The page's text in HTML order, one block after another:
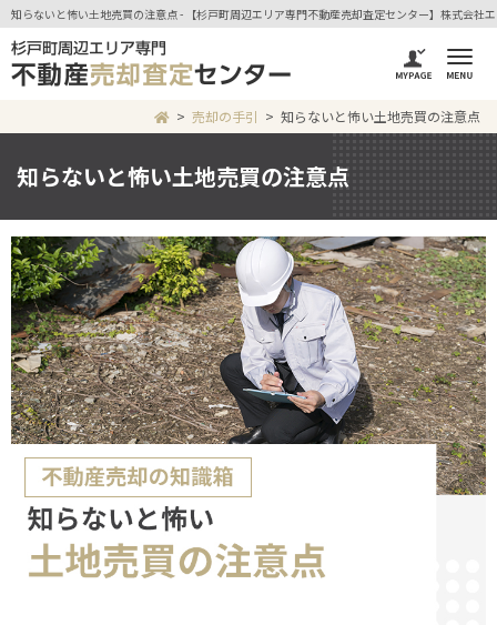
知らないと怖い土地売買の注意点 - 【杉戸町周辺エリア専門不動産売却査定センター】株式会社
売却の手引 知らないと怖い土地売買の注意点
知らないと怖い土地売買の注意点